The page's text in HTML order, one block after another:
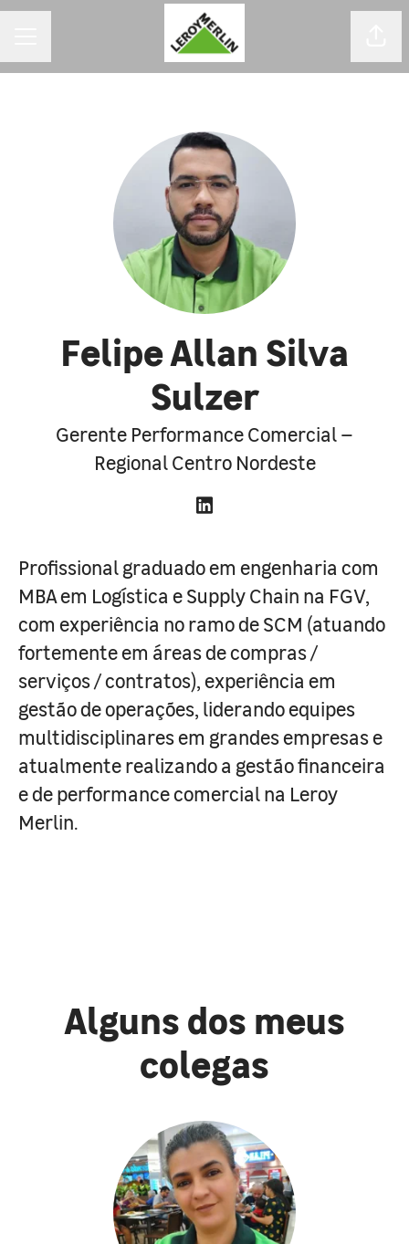
Felipe Allan Silva
Sulzer
Gerente Performance Comercial –
Regional Centro Nordeste
Profissional graduado em engenharia com
MBA em Logística e Supply Chain na FGV,
com experiência no ramo de SCM (atuando
fortemente em áreas de compras /
serviços / contratos), experiência em
gestão de operações, liderando equipes
multidisciplinares em grandes empresas e
atualmente realizando a gestão financeira
e de performance comercial na Leroy
Merlin.
Alguns dos meus
colegas